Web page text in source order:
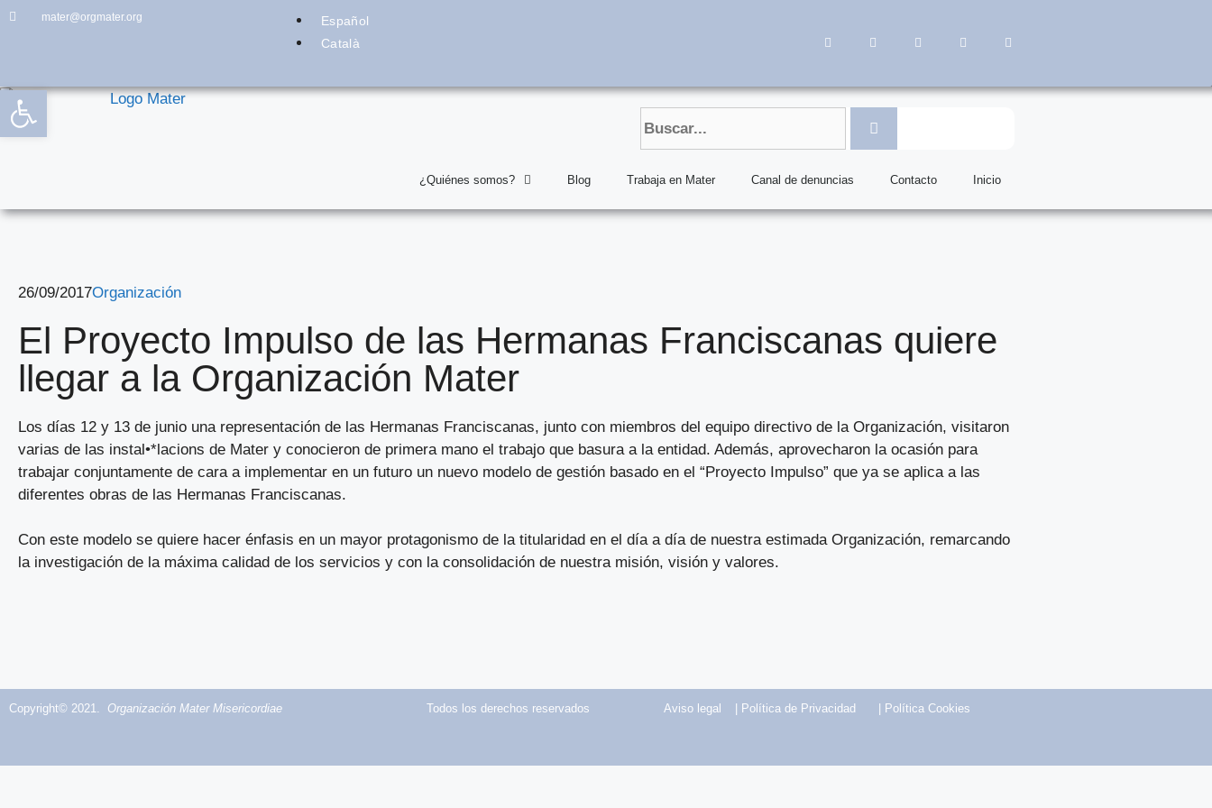
mater@orgmater.org
Español
Català
¿Quiénes somos? Blog Trabaja en Mater Canal de denuncias Contacto Inicio
26/09/2017Organización
El Proyecto Impulso de las Hermanas Franciscanas quiere
llegar a la Organización Mater
Los días 12 y 13 de junio una representación de las Hermanas Franciscanas, junto con miembros del equipo directivo de la Organización, visitaron
varias de las instal•*lacions de Mater y conocieron de primera mano el trabajo que basura a la entidad. Además, aprovecharon la ocasión para
trabajar conjuntamente de cara a implementar en un futuro un nuevo modelo de gestión basado en el “Proyecto Impulso” que ya se aplica a las
diferentes obras de las Hermanas Franciscanas.
Con este modelo se quiere hacer énfasis en un mayor protagonismo de la titularidad en el día a día de nuestra estimada Organización, remarcando
la investigación de la máxima calidad de los servicios y con la consolidación de nuestra misión, visión y valores.
Copyright© 2021. Organización Mater Misericordiae Todos los derechos reservados Aviso legal | Política de Privacidad | Política Cookies
Abrir barra de herramientas